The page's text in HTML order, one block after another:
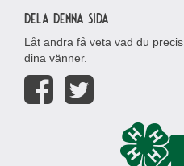
Dela denna sida
Låt andra få veta vad du
dina vänner.